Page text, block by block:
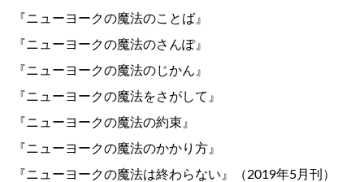
『ニューヨークの魔法のことば』
『ニューヨークの魔法のさんぽ』
『ニューヨークの魔法のじかん』
『ニューヨークの魔法をさがして』
『ニューヨークの魔法の約束』
『ニューヨークの魔法のかかり方』
『ニューヨークの魔法は終わらない』（2019年5月刊）